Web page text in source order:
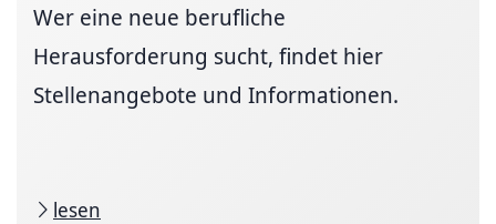
Wer eine neue berufliche
Herausforderung sucht, findet hier
Stellenangebote und Informationen.
lesen